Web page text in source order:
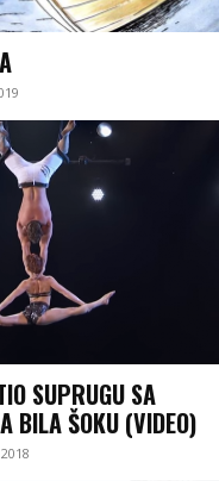
SUPRUGU SA
BILA ŠOKU (VIDEO)